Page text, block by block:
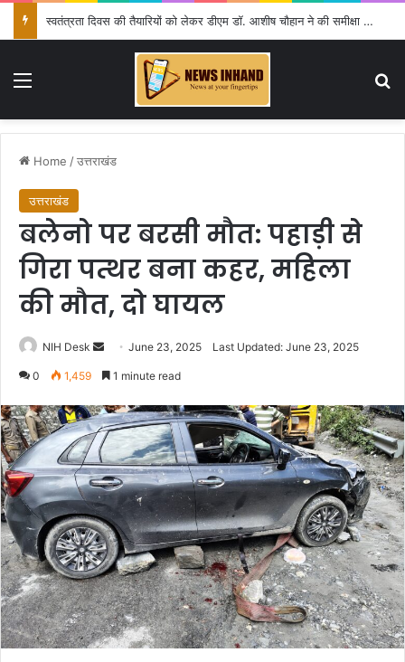
स्वतंत्रता दिवस की तैयारियों को लेकर डीएम डॉ. आशीष चौहान ने की समीक्षा बैठक
Menu
Home /उत्तराखंड
उत्तराखंड
बलेनो पर बरसी मौत: पहाड़ी से
गिरा पत्थर बना कहर, महिला
की मौत, दो घायल
NIH Desk
Send
an
June 23, 2025 Last Updated: June 23, 2025
0 1,459 1 minute read